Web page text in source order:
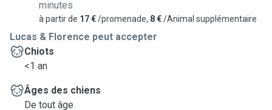
minutes
à partir de 17 €/promenade, 8 €/Animal supplémentaire
Lucas & Florence peut accepter
Chiots
<1 an
Âges des chiens
De tout âge